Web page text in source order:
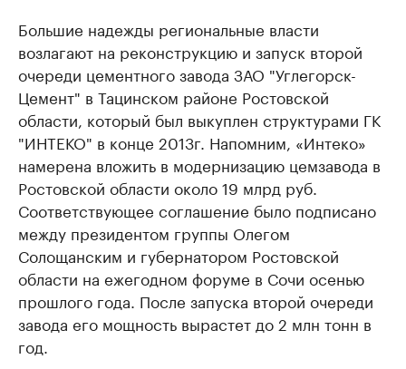
Большие надежды региональные власти
возлагают на реконструкцию и запуск второй
очереди цементного завода ЗАО "Углегорск-
Цемент" в Тацинском районе Ростовской
области, который был выкуплен структурами ГК
"ИНТЕКО" в конце 2013г. Напомним, «Интеко»
намерена вложить в модернизацию цемзавода в
Ростовской области около 19 млрд руб.
Соответствующее соглашение было подписано
между президентом группы Олегом
Солощанским и губернатором Ростовской
области на ежегодном форуме в Сочи осенью
прошлого года. После запуска второй очереди
завода его мощность вырастет до 2 млн тонн в
год.